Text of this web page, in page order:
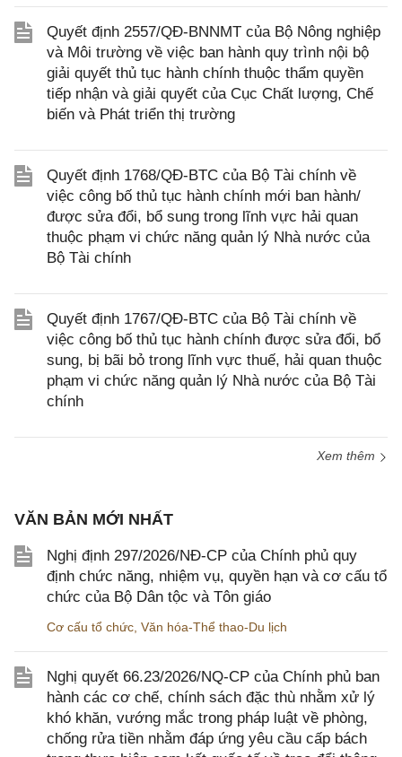
Quyết định 2557/QĐ-BNNMT của Bộ Nông nghiệp
và Môi trường về việc ban hành quy trình nội bộ
giải quyết thủ tục hành chính thuộc thẩm quyền
tiếp nhận và giải quyết của Cục Chất lượng, Chế
biến và Phát triển thị trường
Quyết định 1768/QĐ-BTC của Bộ Tài chính về
việc công bố thủ tục hành chính mới ban hành/
được sửa đổi, bổ sung trong lĩnh vực hải quan
thuộc phạm vi chức năng quản lý Nhà nước của
Bộ Tài chính
Quyết định 1767/QĐ-BTC của Bộ Tài chính về
việc công bố thủ tục hành chính được sửa đổi, bổ
sung, bị bãi bỏ trong lĩnh vực thuế, hải quan thuộc
phạm vi chức năng quản lý Nhà nước của Bộ Tài
chính
Xem thêm
VĂN BẢN MỚI NHẤT
Nghị định 297/2026/NĐ-CP của Chính phủ quy
định chức năng, nhiệm vụ, quyền hạn và cơ cấu tổ
chức của Bộ Dân tộc và Tôn giáo
Cơ cấu tổ chức, Văn hóa-Thể thao-Du lịch
Nghị quyết 66.23/2026/NQ-CP của Chính phủ ban
hành các cơ chế, chính sách đặc thù nhằm xử lý
khó khăn, vướng mắc trong pháp luật về phòng,
chống rửa tiền nhằm đáp ứng yêu cầu cấp bách